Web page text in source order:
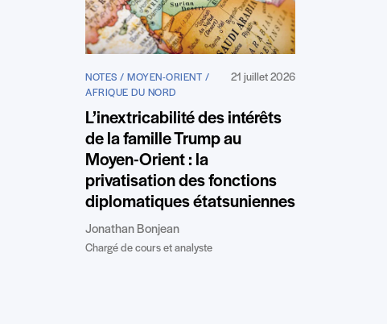
NOTES / MOYEN-ORIENT /
AFRIQUE DU NORD
21 juillet 2026
L’inextricabilité des intérêts
de la famille Trump au
Moyen-Orient : la
privatisation des fonctions
diplomatiques étatsuniennes
Jonathan Bonjean
Chargé de cours et analyste